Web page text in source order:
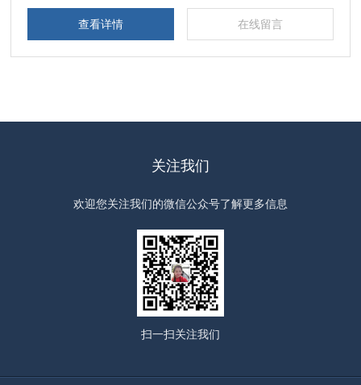
查看详情 在线留言
关注我们
欢迎您关注我们的微信公众号了解更多信息
扫一扫关注我们